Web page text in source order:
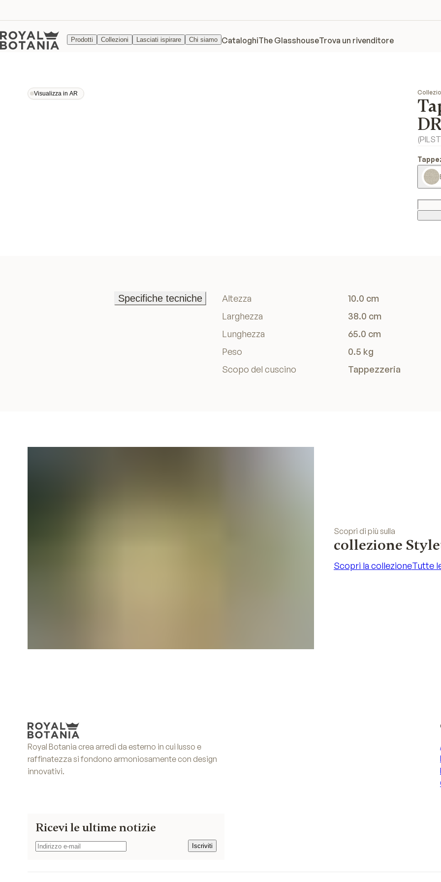
Prodotti Collezioni Lasciati ispirare Chi siamo CataloghiThe GlasshouseTrova un rivenditore
Visualizza in AR
Visualizza in AR
(
Specifiche tecniche
Altezza
10.0 cm
Larghezza
38.0 cm
Lunghezza
65.0 cm
Peso
0.5 kg
Scopo del cuscino
Tappezzeria
Scopri di più sulla
collezione
Scopri la collezioneTutte
Royal Botania crea arredi da esterno in cui lusso e
raffinatezza si fondono armoniosamente con design
innovativi.
Ricevi le ultime notizie
Iscriviti
Iscriviti